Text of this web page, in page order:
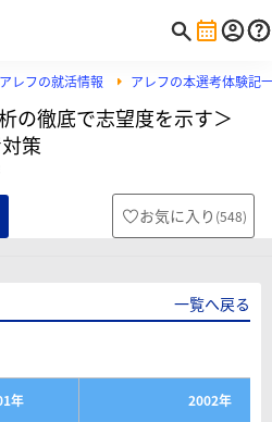
アレフの就活情報 アレフの本選考体験記
の徹底で志望度を示す＞
策
お気に入り (548)
一覧へ戻る
年
2002年